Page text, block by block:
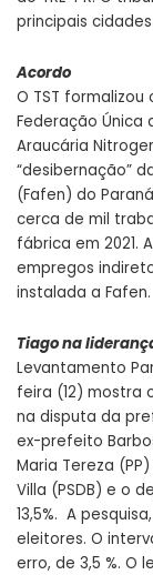
principais
Acordo
O TST
Federação Única
Araucária
“desibernação”
(Fafen) do
cerca de mil
fábrica em 2021.
empregos
instalada a Fafen.
Tiago na
Levantamento
feira (12) mostra
na disputa da
ex-prefeito
Maria Tereza
Villa (PSDB) e o
13,5%. A
eleitores. O
erro, de 3,5 %. O